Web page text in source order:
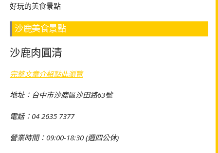
好玩的美食景點
沙鹿美食景點
沙鹿肉圓清
完整文章介紹點此瀏覽
地址：台中市沙鹿區沙田路63號
電話：04 2635 7377
營業時間：09:00-18:30 (週四公休)